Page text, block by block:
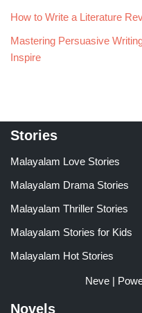
How to Write a Literature
Mastering Persuasive
Inspire
Stories
Malayalam Love Stories
Malayalam Drama Stories
Malayalam Thriller Stories
Malayalam Stories for Kids
Malayalam Hot Stories
Neve|
Novels